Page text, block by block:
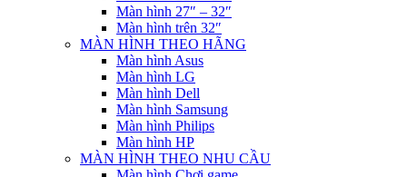
Màn hình 27″ – 32″
Màn hình trên 32″
MÀN HÌNH THEO HÃNG
Màn hình Asus
Màn hình LG
Màn hình Dell
Màn hình Samsung
Màn hình Philips
Màn hình HP
MÀN HÌNH THEO NHU CẦU